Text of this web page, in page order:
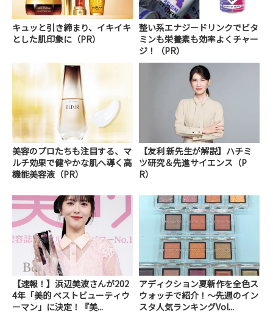
キュッと引き締まり、イキイキ
とした肌印象に（PR）
整い系エナジードリンクでビタ
ミンも栄養素も効率よくチャー
ジ！（PR）
美容のプロたちも注目する、マ
ルチ効果で健やかな肌へ導く高
機能美容液（PR）
【友利 新先生が解説】ハチミ
ツ研究＆先進サイエンス（P
R）
【速報！】浜辺美波さんが202
4年「美的 ベストビューティウ
ーマン」に決定！『美...
アディクション夏新作を全色ス
ウォッチで紹介！～先週のイン
スタ人気ランキングVol...